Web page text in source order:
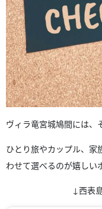
ヴィラ竜宮城鳩間には、
ひとり旅やカップル、家
わせて選べるのが嬉しい
↓西表